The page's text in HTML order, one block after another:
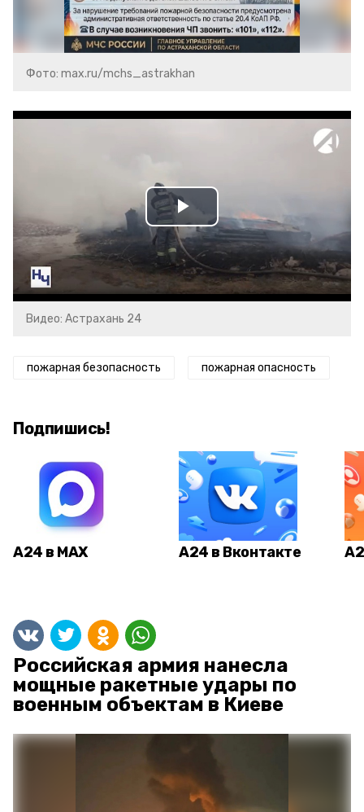
Фото: max.ru/mchs_astrakhan
Play
Video
Видео: Астрахань 24
пожарная безопасность пожарная опасность
Подпишись!
А24 в MAX А24 в Вконтакте
Российская армия нанесла
мощные ракетные удары по
военным объектам в Киеве